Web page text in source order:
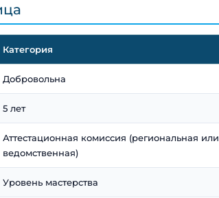
Категория
Добровольна
5 лет
Аттестационная комиссия (региональная или
ведомственная)
Уровень мастерства